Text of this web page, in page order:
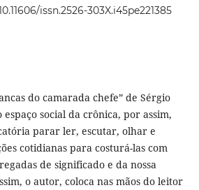
issn.2526-303X.i45pe221385
do camarada chefe” de Sérgio
social da crônica, por assim,
parar ler, escutar, olhar e
cotidianas para costurá-las com
de significado e da nossa
o autor, coloca nas mãos do leitor